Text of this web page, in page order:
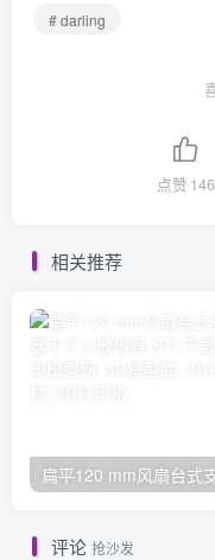
# darling
点赞 146
相关推荐
评论 抢沙发